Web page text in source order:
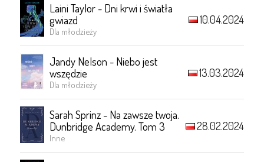
Laini Taylor - Dni krwi i światła
gwiazd
Dla młodzieży
10.04.2024
Jandy Nelson - Niebo jest
wszędzie
Dla młodzieży
13.03.2024
Sarah Sprinz - Na zawsze twoja.
Dunbridge Academy. Tom 3
Inne
28.02.2024